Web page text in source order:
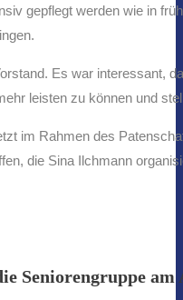
gepflegt werden wie in
Es war interessant,
leisten zu können und
im Rahmen des
die Sina Ilchmann
Seniorengruppe am